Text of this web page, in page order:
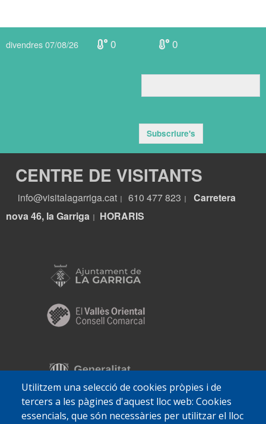
Utilitzem una selecció de cookies pròpies i de
tercers a les pàgines d'aquest lloc web: Cookies
essencials, que són necessàries per utilitzar el lloc
divendres 07/08/26 0 0
Subscriure's
CENTRE DE VISITANTS
info@visitalagarriga.cat 610 477 823
Carretera
nova 46, la Garriga
HORARIS